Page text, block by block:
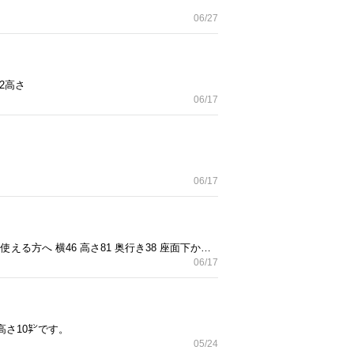
06/27
高さ
06/17
06/17
06/17
10㌢です。
05/24